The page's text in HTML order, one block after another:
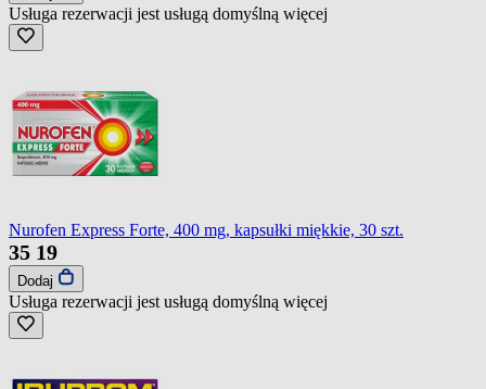
Usługa rezerwacji jest usługą domyślną więcej
Nurofen Express Forte, 400 mg, kapsułki miękkie, 30 szt.
35 19
Dodaj
Usługa rezerwacji jest usługą domyślną więcej